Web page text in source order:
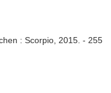
: Scorpio, 2015. - 255